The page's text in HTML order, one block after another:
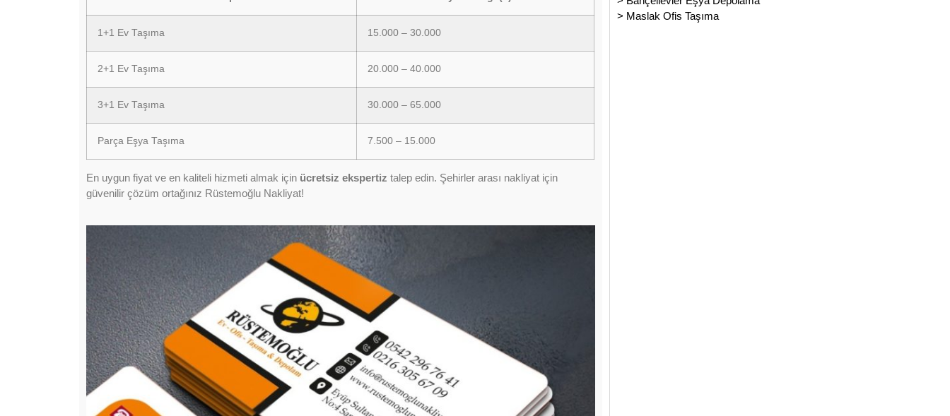
1+1 Ev Taşıma 15.000 – 30.000
2+1 Ev Taşıma 20.000 – 40.000
3+1 Ev Taşıma 30.000 – 65.000
Parça Eşya Taşıma 7.500 – 15.000
En uygun fiyat ve en kaliteli hizmeti almak için ücretsiz ekspertiz talep edin. Şehirler arası nakliyat için
güvenilir çözüm ortağınız Rüstemoğlu Nakliyat!
> Maslak Ofis Taşıma